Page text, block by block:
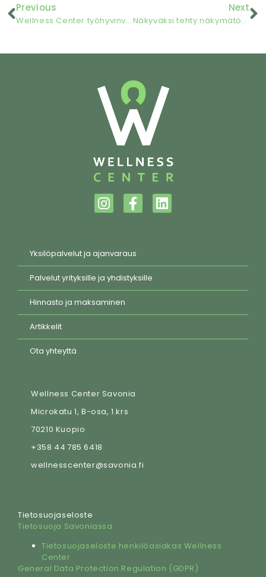
Previous
Wellness Center työhyvinvoinnin kehittäjänä
Next
Näkyväksi tehty näkymätön työ: AMK-oppimisympäristöt opiskelijoiden valmistumisen mahdollistajana
Yksilöpalvelut ja ajanvaraus
Palvelut yrityksille ja yhdistyksille
Hinnasto ja maksaminen
Artikkelit
Ota yhteyttä
Wellness Center Savonia
Microkatu 1, B-osa, 1.krs
70210 Kuopio
+358 44 785 6418
wellnesscenter@savonia.fi
Tietosuojaseloste
Tietosuoja Savoniassa
Tietosuojaseloste henkilöasiakas Wellness
Center
General Data Protection Regulation (GDPR)